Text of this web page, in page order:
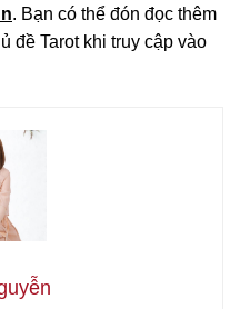
. Bạn có thể đón đọc thêm
đề Tarot khi truy cập vào